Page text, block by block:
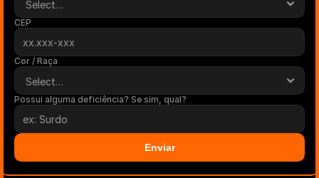
CEP
Cor / Raça
Possui alguma deficiência? Se sim, qual?
Enviar